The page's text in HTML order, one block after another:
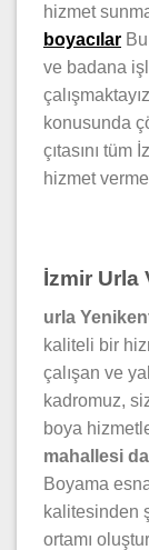
hizmet
boyacılar
ve badana
konusunda
çıtasını tüm
hizmet
İzmir Urla
urla
kaliteli bir
çalışan ve
kadromuz,
boya
mahallesi
Boyama
kalitesinden
ortamı